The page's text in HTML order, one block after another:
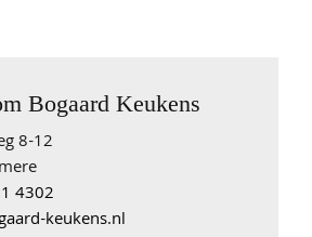
Bogaard Keukens
8-12
4302
keukens.nl